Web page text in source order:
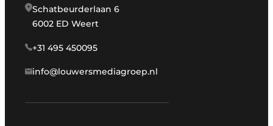
Schatbeurderlaan 6
6002 ED Weert
+31 495 450095
info@louwersmediagroep.nl